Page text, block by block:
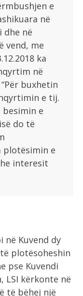
e
në
dhe në
vend, me
ka
në
buxhetin
e tij.
besimin e
do të
plotësimin e
interesit
në Kuvend dy
plotësoheshin
pse Kuvendi
LSI kërkonte në
të bëhej një